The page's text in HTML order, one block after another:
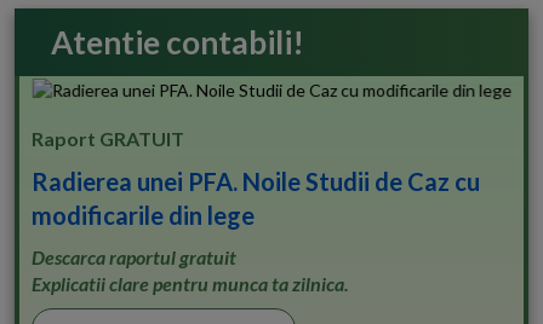
Atentie contabili!
Raport GRATUIT
Radierea unei PFA. Noile Studii de Caz cu
modificarile din lege
Descarca raportul gratuit
Explicatii clare pentru munca ta zilnica.